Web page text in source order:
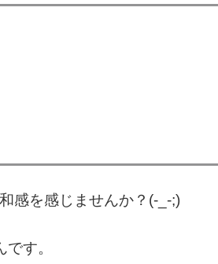
感を感じませんか？(-_-;)
です。